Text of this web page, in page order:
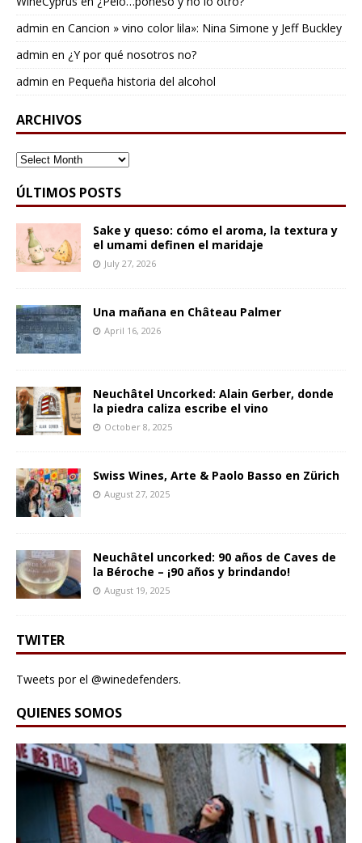
admin en Cancion » vino color lila»: Nina Simone y Jeff Buckley
admin en ¿Y por qué nosotros no?
admin en Pequeña historia del alcohol
ARCHIVOS
ARCHIVOS
ÚLTIMOS POSTS
Sake y queso: cómo el aroma, la textura y
el umami definen el maridaje
July 27, 2026
Una mañana en Château Palmer
April 16, 2026
Neuchâtel Uncorked: Alain Gerber, donde
la piedra caliza escribe el vino
October 8, 2025
Swiss Wines, Arte & Paolo Basso en Zürich
August 27, 2025
Neuchâtel uncorked: 90 años de Caves de
la Béroche – ¡90 años y brindando!
August 19, 2025
TWITER
Tweets por el @winedefenders.
QUIENES SOMOS